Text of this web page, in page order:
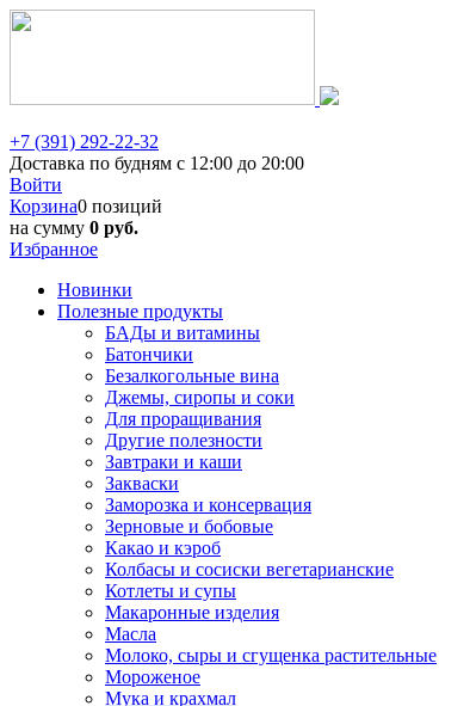
+7 (391) 292-22-32
Доставка по будням с 12:00 до 20:00
Войти
Корзина0 позиций
на сумму 0 руб.
Избранное
Новинки
Полезные продукты
БАДы и витамины
Батончики
Безалкогольные вина
Джемы, сиропы и соки
Для проращивания
Другие полезности
Завтраки и каши
Закваски
Заморозка и консервация
Зерновые и бобовые
Какао и кэроб
Колбасы и сосиски вегетарианские
Котлеты и супы
Макаронные изделия
Масла
Молоко, сыры и сгущенка растительные
Мороженое
Мука и крахмал